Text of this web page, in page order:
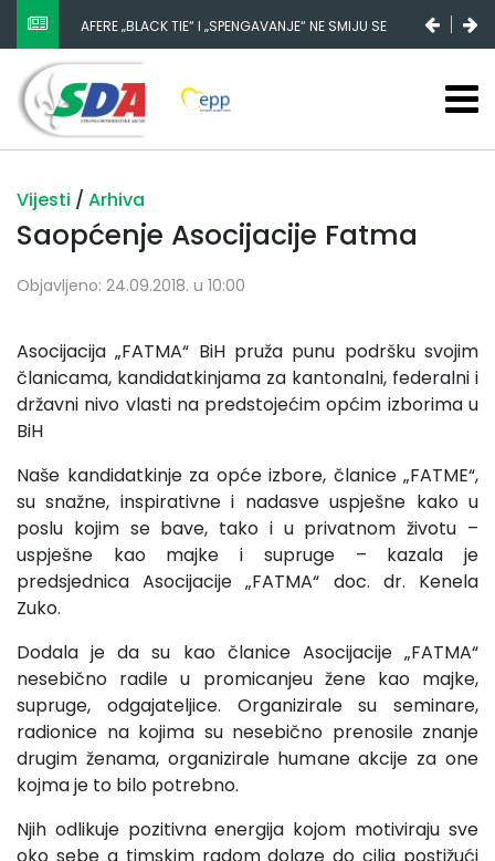
AFERE „BLACK TIE“ I „SPENGAVANJE“ NE SMIJU SE
ZATAŠKATI
Vijesti / Arhiva
Saopćenje Asocijacije Fatma
Objavljeno: 24.09.2018. u 10:00
Asocijacija „FATMA“ BiH pruža punu podršku svojim
članicama, kandidatkinjama za kantonalni, federalni i
državni nivo vlasti na predstojećim općim izborima u
BiH
Naše kandidatkinje za opće izbore, članice „FATME“,
su snažne, inspirativne i nadasve uspješne kako u
poslu kojim se bave, tako i u privatnom životu –
uspješne kao majke i supruge – kazala je
predsjednica Asocijacije „FATMA“ doc. dr. Kenela
Zuko.
Dodala je da su kao članice Asocijacije „FATMA“
nesebično radile u promicanjeu žene kao majke,
supruge, odgajateljice. Organizirale su seminare,
radionice na kojima su nesebično prenosile znanje
drugim ženama, organizirale humane akcije za one
kojma je to bilo potrebno.
Njih odlikuje pozitivna energija kojom motiviraju sve
oko sebe a timskim radom dolaze do cilja postižući